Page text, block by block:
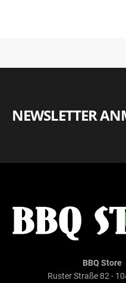
NEWSLETTER
BBQ Store
Ruster Straße 82 -